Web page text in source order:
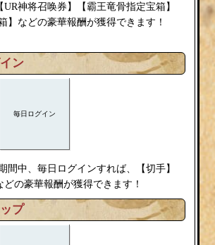
UR神将召唤券】【霸王竜骨指定宝箱】
】などの豪華報酬が獲得できます！
ン
毎日ログイン
間中、毎日ログインすれば、【切手】
どの豪華報酬が獲得できます！
プ